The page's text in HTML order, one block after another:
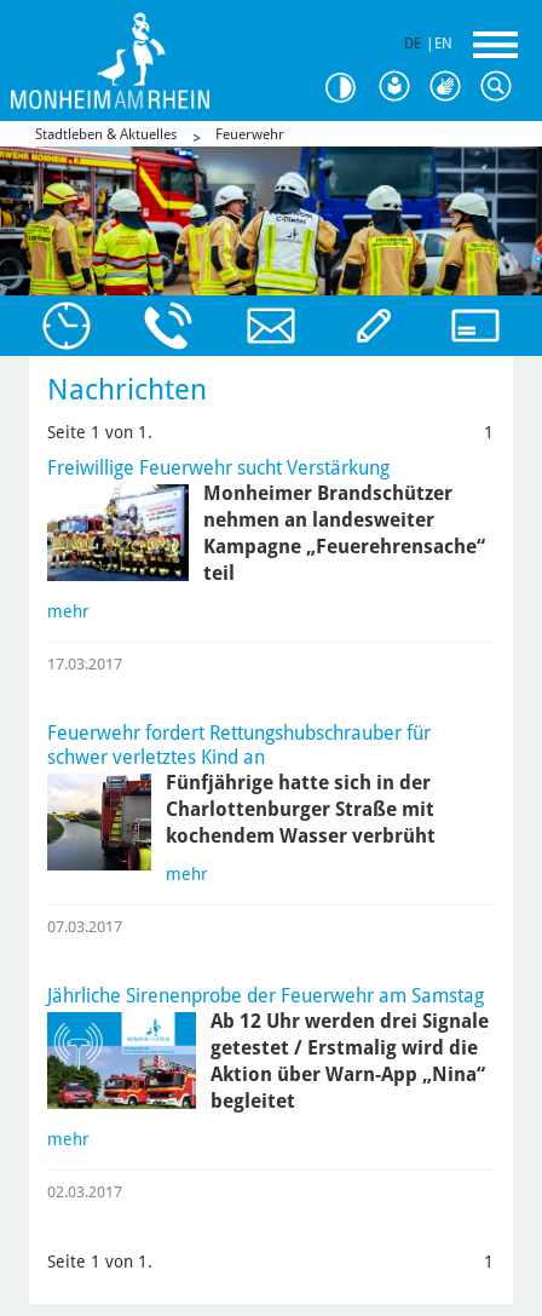
DE EN
Stadtleben & Aktuelles Feuerwehr
Nachrichten
Seite 1 von 1. 1
Freiwillige Feuerwehr sucht Verstärkung
Monheimer Brandschützer
nehmen an landesweiter
Kampagne „Feuerehrensache“
teil
mehr
17.03.2017
Feuerwehr fordert Rettungshubschrauber für
schwer verletztes Kind an
Fünfjährige hatte sich in der
Charlottenburger Straße mit
kochendem Wasser verbrüht
mehr
07.03.2017
Jährliche Sirenenprobe der Feuerwehr am Samstag
Ab 12 Uhr werden drei Signale
getestet / Erstmalig wird die
Aktion über Warn-App „Nina“
begleitet
mehr
02.03.2017
Seite 1 von 1. 1